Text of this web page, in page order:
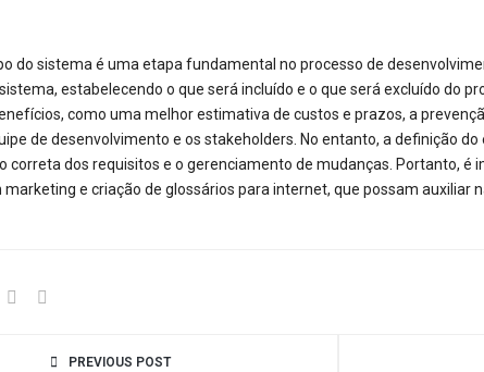
do sistema é uma etapa fundamental no processo de
estabelecendo o que será incluído e o que será excluído do
como uma melhor estimativa de custos e prazos, a
de desenvolvimento e os stakeholders. No entanto, a definição
correta dos requisitos e o gerenciamento de mudanças. Portanto, é
marketing e criação de glossários para internet, que possam auxiliar
PREVIOUS POST